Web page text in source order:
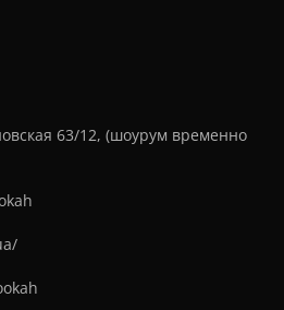
63/12, (шоурум временно